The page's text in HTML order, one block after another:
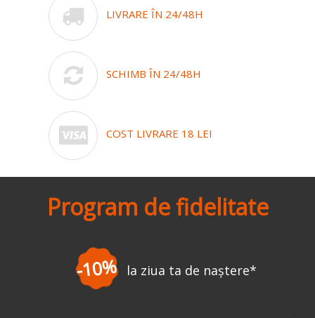
LIVRARE ÎN 24/48H
SCHIMB ÎN 24/48H
COST LIVRARE 18 LEI
Program de fidelitate
-10% la ziua ta de naștere*